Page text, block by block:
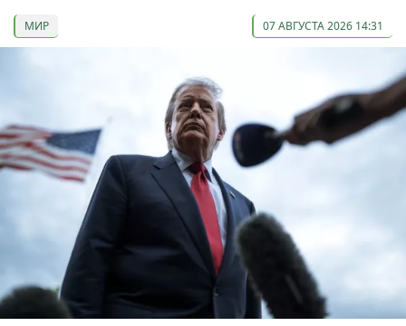
МИР 07 АВГУСТА 2026 14:31